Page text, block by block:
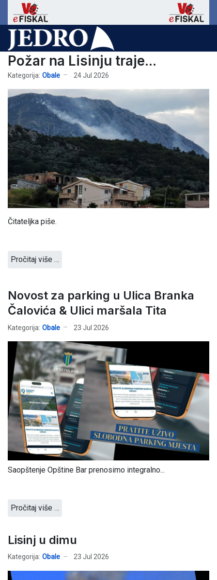
Požar na Lisinju traje...
Kategorija: Obale 24 Jul 2026
Čitateljka piše.
Pročitaj više …
Novost za parking u Ulica Branka
Čalovića & Ulici maršala Tita
Kategorija: Obale 23 Jul 2026
Saopštenje Opštine Bar prenosimo integralno...
Pročitaj više …
Lisinj u dimu
Kategorija: Obale 23 Jul 2026